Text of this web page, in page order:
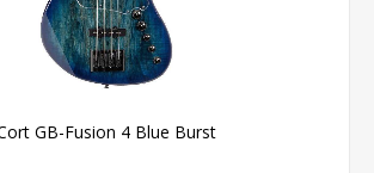
GB-Fusion 4 Blue Burst